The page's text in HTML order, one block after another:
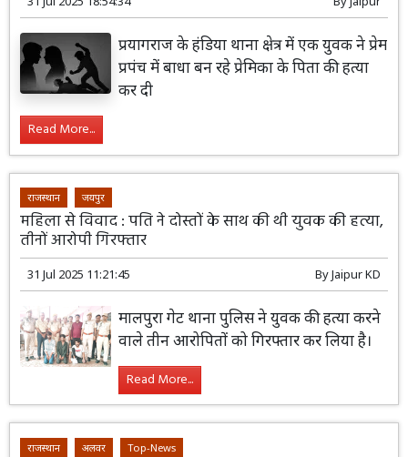
प्रयागराज के हंडिया थाना क्षेत्र में एक युवक ने प्रेम
प्रपंच में बाधा बन रहे प्रेमिका के पिता की हत्या
कर दी
Read More...
राजस्थान जयपुर
महिला से विवाद : पति ने दोस्तों के साथ की थी युवक की हत्या,
तीनों आरोपी गिरफ्तार
31 Jul 2025 11:21:45 ByJaipur KD
मालपुरा गेट थाना पुलिस ने युवक की हत्या करने
वाले तीन आरोपितों को गिरफ्तार कर लिया है।
Read More...
राजस्थान अलवर Top-News